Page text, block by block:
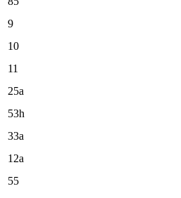
9
10
11
25a
53h
33a
12a
55